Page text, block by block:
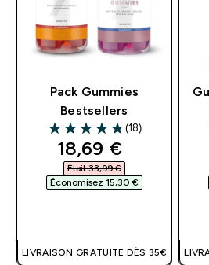
Pack Gummies
Bestsellers
4.72 out of 5 stars
(18)
discounted price
18,69 €‎
Était 33,99 €‎
Économisez 15,30 €‎
LIVRAISON GRATUITE DÈS 35€